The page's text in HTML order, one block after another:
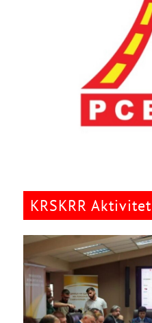
KRSKRR Aktivitet